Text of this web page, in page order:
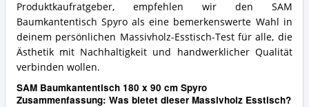
Produktkaufratgeber, empfehlen wir den SAM
Baumkantentisch Spyro als eine bemerkenswerte Wahl in
deinem persönlichen Massivholz-Esstisch-Test für alle, die
Ästhetik mit Nachhaltigkeit und handwerklicher Qualität
verbinden wollen.
SAM Baumkantentisch 180 x 90 cm Spyro
Zusammenfassung: Was bietet dieser Massivholz Esstisch?